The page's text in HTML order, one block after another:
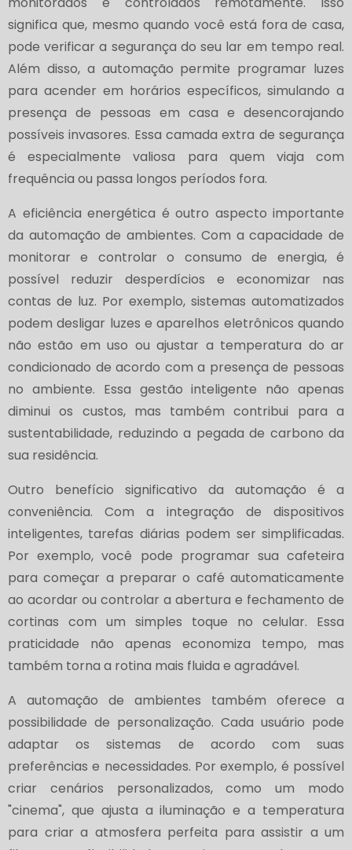
significa que, mesmo quando você está fora de casa,
pode verificar a segurança do seu lar em tempo real.
Além disso, a automação permite programar luzes
para acender em horários específicos, simulando a
presença de pessoas em casa e desencorajando
possíveis invasores. Essa camada extra de segurança
é especialmente valiosa para quem viaja com
frequência ou passa longos períodos fora.
A eficiência energética é outro aspecto importante
da automação de ambientes. Com a capacidade de
monitorar e controlar o consumo de energia, é
possível reduzir desperdícios e economizar nas
contas de luz. Por exemplo, sistemas automatizados
podem desligar luzes e aparelhos eletrônicos quando
não estão em uso ou ajustar a temperatura do ar
condicionado de acordo com a presença de pessoas
no ambiente. Essa gestão inteligente não apenas
diminui os custos, mas também contribui para a
sustentabilidade, reduzindo a pegada de carbono da
sua residência.
Outro benefício significativo da automação é a
conveniência. Com a integração de dispositivos
inteligentes, tarefas diárias podem ser simplificadas.
Por exemplo, você pode programar sua cafeteira
para começar a preparar o café automaticamente
ao acordar ou controlar a abertura e fechamento de
cortinas com um simples toque no celular. Essa
praticidade não apenas economiza tempo, mas
também torna a rotina mais fluida e agradável.
A automação de ambientes também oferece a
possibilidade de personalização. Cada usuário pode
adaptar os sistemas de acordo com suas
preferências e necessidades. Por exemplo, é possível
criar cenários personalizados, como um modo
"cinema", que ajusta a iluminação e a temperatura
para criar a atmosfera perfeita para assistir a um